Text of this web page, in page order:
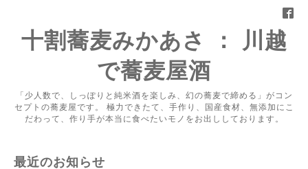
十割蕎麦みかあさ ： 川越
で蕎麦屋酒
「少人数で、しっぽりと純米酒を楽しみ、幻の蕎麦で締める」がコン
セプトの蕎麦屋です。 極力できたて、手作り、国産食材、無添加にこ
だわって、作り手が本当に食べたいモノをお出ししております。
最近のお知らせ